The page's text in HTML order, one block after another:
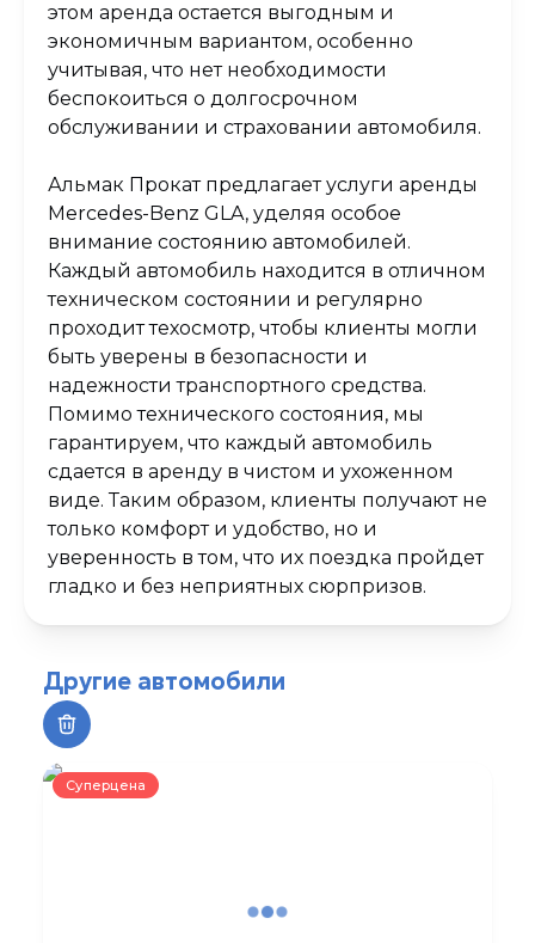
этом аренда остается выгодным и
экономичным вариантом, особенно
учитывая, что нет необходимости
беспокоиться о долгосрочном
обслуживании и страховании автомобиля.
Альмак Прокат предлагает услуги аренды
Mercedes-Benz GLA, уделяя особое
внимание состоянию автомобилей.
Каждый автомобиль находится в отличном
техническом состоянии и регулярно
проходит техосмотр, чтобы клиенты могли
быть уверены в безопасности и
надежности транспортного средства.
Помимо технического состояния, мы
гарантируем, что каждый автомобиль
сдается в аренду в чистом и ухоженном
виде. Таким образом, клиенты получают не
только комфорт и удобство, но и
уверенность в том, что их поездка пройдет
гладко и без неприятных сюрпризов.
Другие автомобили
Суперцена